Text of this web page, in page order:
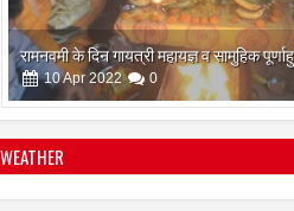
सिद्ध कुंजिका स्तोत्र का पाठ ऐसे करें
12Apr 2024 0
WEATHER